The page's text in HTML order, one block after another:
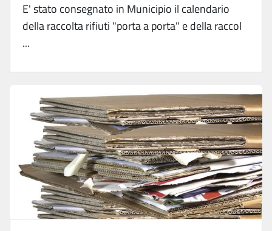
E' stato consegnato in Municipio il calendario
della raccolta rifiuti "porta a porta" e della raccol
...